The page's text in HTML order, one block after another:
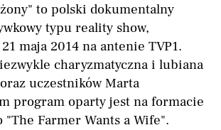
to polski dokumentalny
typu reality show,
maja 2014 na antenie TVP1.
charyzmatyczna i lubiana
uczestników Marta
program oparty jest na formacie
Farmer Wants a Wife".